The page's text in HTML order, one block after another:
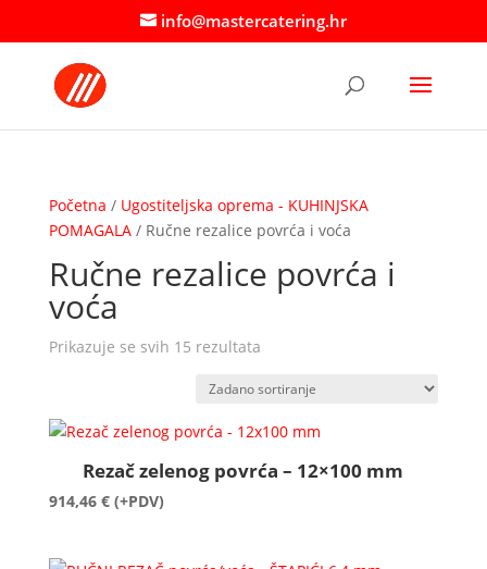
info@mastercatering.hr
Početna / Ugostiteljska oprema - KUHINJSKA
POMAGALA/ Ručne rezalice povrća i voća
Ručne rezalice povrća i
voća
Prikazuje se svih 15 rezultata
Rezač zelenog povrća – 12×100 mm
914,46 € (+PDV)